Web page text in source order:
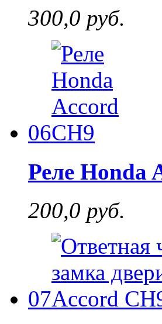
300,0 руб.
06
Реле Honda
200,0 руб.
07